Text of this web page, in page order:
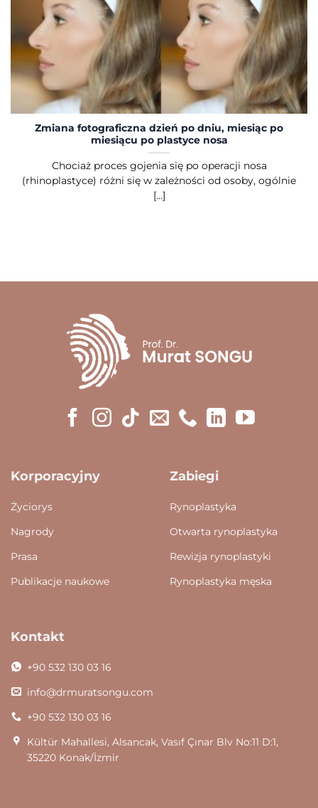
Zmiana fotograficzna dzień po dniu, miesiąc po
miesiącu po plastyce nosa
Chociaż proces gojenia się po operacji nosa
(rhinoplastyce) różni się w zależności od osoby, ogólnie
[...]
Korporacyjny
Życiorys
Nagrody
Prasa
Publikacje naukowe
Zabiegi
Rynoplastyka
Otwarta rynoplastyka
Rewizja rynoplastyki
Rynoplastyka męska
Kontakt
+90 532 130 03 16
info@drmuratsongu.com
+90 532 130 03 16
Kültür Mahallesi, Alsancak, Vasıf Çınar Blv No:11 D:1,
35220 Konak/İzmir